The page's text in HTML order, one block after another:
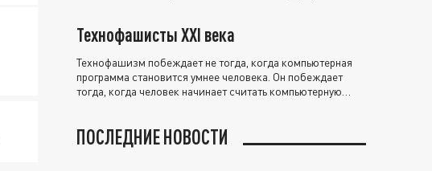
Технофашисты XXI века
Технофашизм побеждает не тогда, когда компьютерная
программа становится умнее человека. Он побеждает
тогда, когда человек начинает считать компьютерную
ПОСЛЕДНИЕ НОВОСТИ